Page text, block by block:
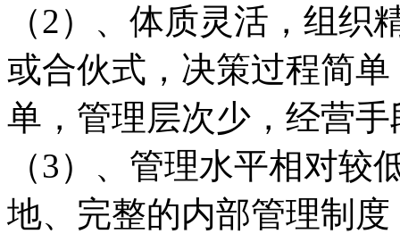
（2）、体质灵活，组
或合伙式，决策过程简
单，管理层次少，经营
（3）、管理水平相对
地、完整的内部管理制